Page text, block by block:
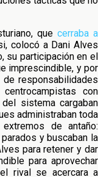
que cerraba a
colocó a Dani Alves
su participación en el
imprescindible, y por
responsabilidades
con
sistema cargaban
administraban toda
de antaño:
y buscaban la
para retener y dar
para aprovechar
rival se acercara a